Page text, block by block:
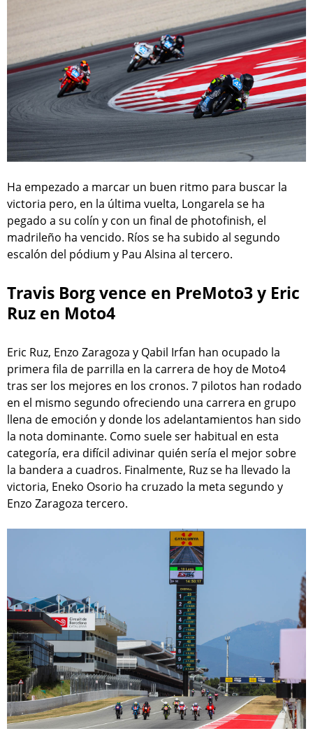
Ha empezado a marcar un buen ritmo para buscar la
victoria pero, en la última vuelta, Longarela se ha
pegado a su colín y con un final de photofinish, el
madrileño ha vencido. Ríos se ha subido al segundo
escalón del pódium y Pau Alsina al tercero.
Travis Borg vence en PreMoto3 y Eric
Ruz en Moto4
Eric Ruz, Enzo Zaragoza y Qabil Irfan han ocupado la
primera fila de parrilla en la carrera de hoy de Moto4
tras ser los mejores en los cronos. 7 pilotos han rodado
en el mismo segundo ofreciendo una carrera en grupo
llena de emoción y donde los adelantamientos han sido
la nota dominante. Como suele ser habitual en esta
categoría, era difícil adivinar quién sería el mejor sobre
la bandera a cuadros. Finalmente, Ruz se ha llevado la
victoria, Eneko Osorio ha cruzado la meta segundo y
Enzo Zaragoza tercero.